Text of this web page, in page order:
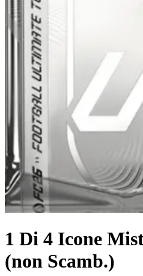
1 Di 4 Icone
(non Scamb.)